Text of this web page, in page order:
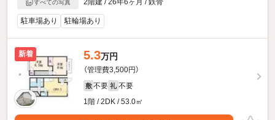
すべての写真
2階建 / 26年6ヶ月 / 鉄骨
駐車場あり 駐輪場あり
新着 5.3万円
（管理費3,500円）
敷 不要 礼 不要
1階 / 2DK / 53.0㎡